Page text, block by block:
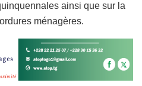
ainsi que sur la
ménagères.